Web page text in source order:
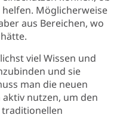
Möglicherweise
aus Bereichen, wo
viel Wissen und
und sie
man die neuen
nutzen, um den